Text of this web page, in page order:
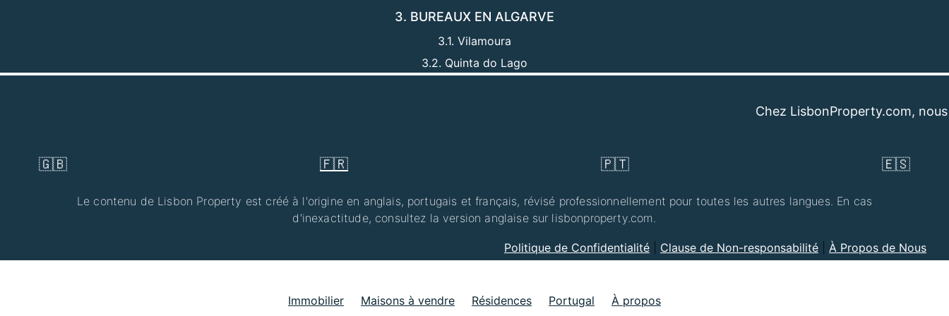
3. BUREAUX EN ALGARVE
3.1. Vilamoura
3.2. Quinta do Lago
Chez LisbonProperty.com, nous
🇬🇧 🇫🇷 🇵🇹 🇪🇸
Le contenu de Lisbon Property est créé à l'origine en anglais, portugais et français, révisé professionnellement pour toutes les autres langues. En cas
d'inexactitude, consultez la version anglaise sur lisbonproperty.com.
Politique de Confidentialité Clause de Non-responsabilité À Propos de Nous
Immobilier Maisons à vendre Résidences Portugal À propos